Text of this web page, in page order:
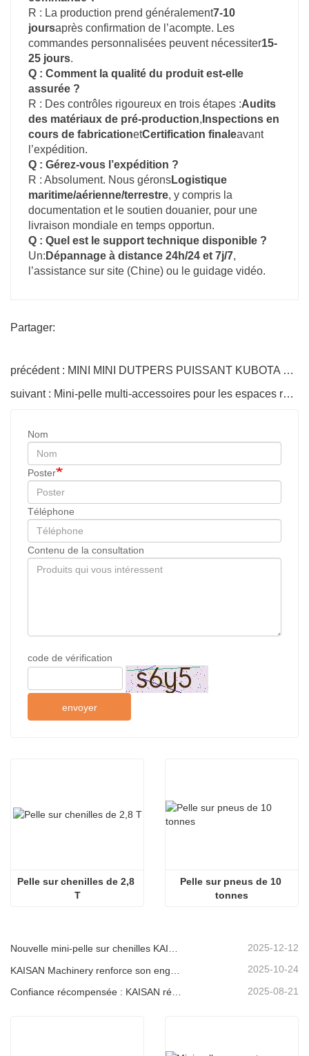
R : La production prend généralement7-10
joursaprès confirmation de l’acompte. Les
commandes personnalisées peuvent nécessiter15-
25 jours.
Q : Comment la qualité du produit est-elle
assurée ?
R : Des contrôles rigoureux en trois étapes :Audits
des matériaux de pré-production, Inspections en
cours de fabricationetCertification finaleavant
l’expédition.
Q : Gérez-vous l’expédition ?
R : Absolument. Nous géronsLogistique
maritime/aérienne/terrestre, y compris la
documentation et le soutien douanier, pour une
livraison mondiale en temps opportun.
Q : Quel est le support technique disponible ?
Un: Dépannage à distance 24h/24 et 7j/7,
l’assistance sur site (Chine) ou le guidage vidéo.
Partager:
précédent : MINI MINI DUTPERS PUISSANT KUBOTA pour les sites de construction serrés
suivant : Mini-pelle multi-accessoires pour les espaces restreints
Nom
Poster
Téléphone
Contenu de la consultation
code de vérification
envoyer
Pelle sur chenilles de 2,8
T
Pelle sur pneus de 10
tonnes
Nouvelle mini-pelle sur chenilles KAISAN de 1,2 tonne : conception à empattement court pour les travaux en espaces restreints 2025-12-12
2025-10-24
2025-08-21